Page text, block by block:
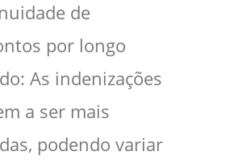
de
por longo
As indenizações
a ser mais
podendo variar